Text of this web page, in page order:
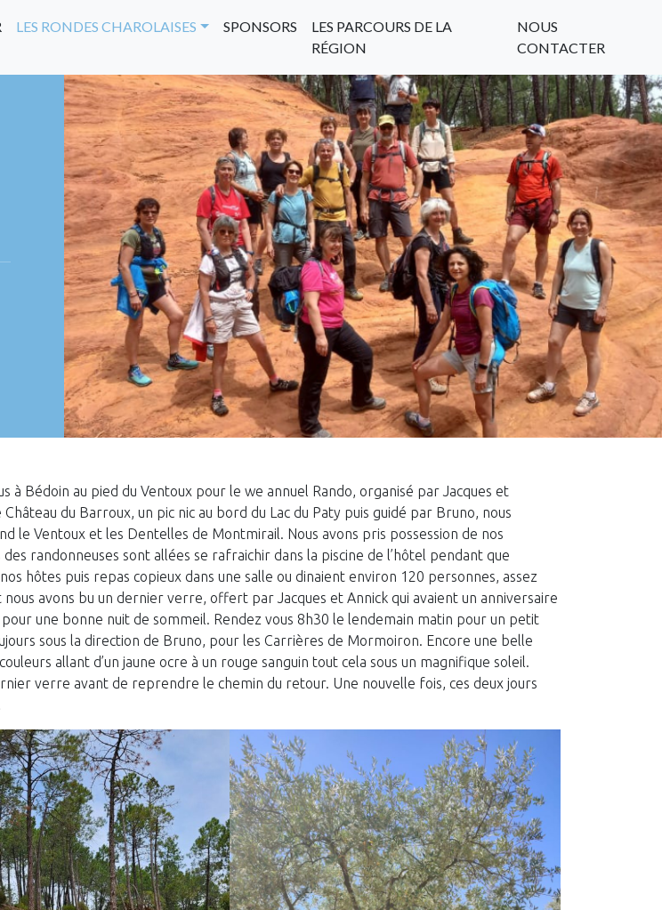
LES RONDES CHAROLAISES SPONSORS
LES PARCOURS DE LA
RÉGION
NOUS
CONTACTER
à Bédoin au pied du Ventoux pour le we annuel Rando, organisé par Jacques et
du Barroux, un pic nic au bord du Lac du Paty puis guidé par Bruno, nous
le Ventoux et les Dentelles de Montmirail. Nous avons pris possession de nos
randonneuses sont allées se rafraichir dans la piscine de l’hôtel pendant que
hôtes puis repas copieux dans une salle ou dinaient environ 120 personnes, assez
avons bu un dernier verre, offert par Jacques et Annick qui avaient un anniversaire
une bonne nuit de sommeil. Rendez vous 8h30 le lendemain matin pour un petit
sous la direction de Bruno, pour les Carrières de Mormoiron. Encore une belle
allant d’un jaune ocre à un rouge sanguin tout cela sous un magnifique soleil.
verre avant de reprendre le chemin du retour. Une nouvelle fois, ces deux jours